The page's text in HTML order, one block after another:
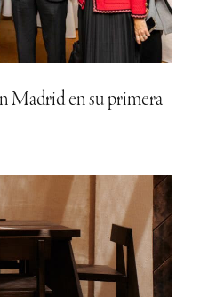
Madrid en su primera